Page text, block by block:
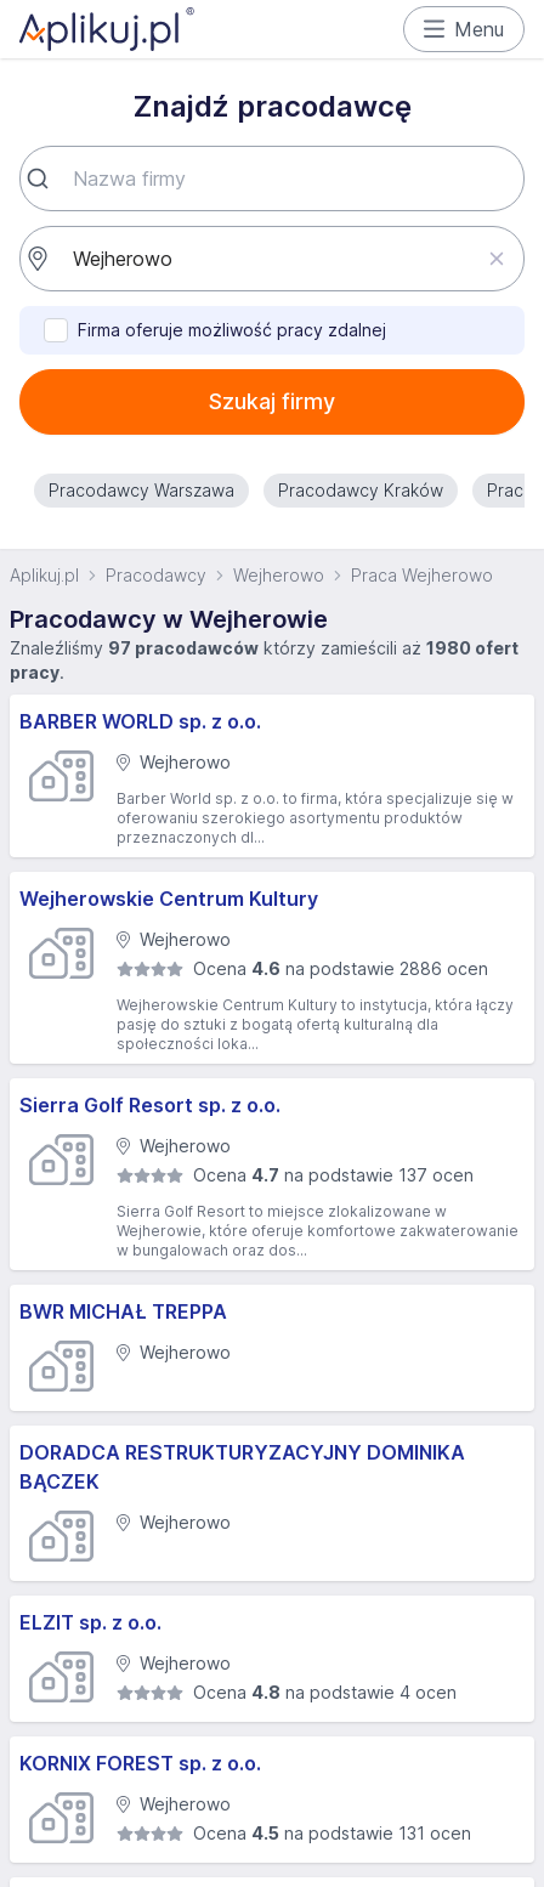
Menu
Znajdź pracodawcę
Firma oferuje możliwość pracy zdalnej
Szukaj firmy
Pracodawcy Warszawa Pracodawcy Kraków
Aplikuj.pl Pracodawcy Wejherowo Praca Wejherowo
Pracodawcy w Wejherowie
Znaleźliśmy 97 pracodawców którzy zamieścili aż 1980 ofert
pracy.
BARBER WORLD sp. z o.o.
Wejherowo
Barber World sp. z o.o. to firma, która specjalizuje się w
oferowaniu szerokiego asortymentu produktów
przeznaczonych dl...
Wejherowskie Centrum Kultury
Wejherowo
Ocena 4.6 na podstawie 2886 ocen
Wejherowskie Centrum Kultury to instytucja, która łączy
pasję do sztuki z bogatą ofertą kulturalną dla
społeczności loka...
Sierra Golf Resort sp. z o.o.
Wejherowo
Ocena 4.7 na podstawie 137 ocen
Sierra Golf Resort to miejsce zlokalizowane w
Wejherowie, które oferuje komfortowe zakwaterowanie
w bungalowach oraz dos...
BWR MICHAŁ TREPPA
Wejherowo
DORADCA RESTRUKTURYZACYJNY DOMINIKA
BĄCZEK
Wejherowo
ELZIT sp. z o.o.
Wejherowo
Ocena 4.8 na podstawie 4 ocen
KORNIX FOREST sp. z o.o.
Wejherowo
Ocena 4.5 na podstawie 131 ocen